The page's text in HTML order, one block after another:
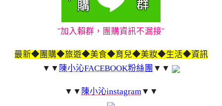
ˇ加入賴群，團購資訊不漏接ˇ
最新◆團購◆旅遊◆美食◆育兒◆美妝◆生活◆資訊
▼▼ 陳小沁FACEBOOK粉絲團 ▼▼
▼▼ 陳小沁instagram ▼▼